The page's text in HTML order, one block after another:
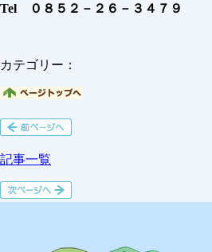
Tel ０８５２－２６－３４７９
カテゴリー：
記事一覧